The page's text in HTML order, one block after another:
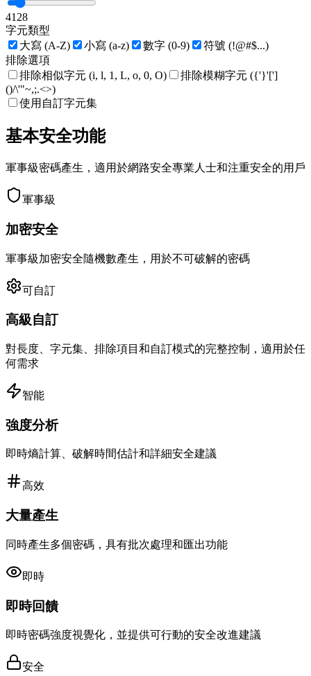
4128
字元類型
大寫 (A-Z)
小寫 (a-z) 數字 (0-9)
符號 (!@#$...)
排除選項
排除相似字元 (i, l, 1, L, o, 0, O)
排除模糊字元 ({'}'[']
()/\'"~,;.<>)
使用自訂字元集
基本安全功能
軍事級密碼產生，適用於網路安全專業人士和注重安全的用戶
軍事級
加密安全
軍事級加密安全隨機數產生，用於不可破解的密碼
可自訂
高級自訂
對長度、字元集、排除項目和自訂模式的完整控制，適用於任
何需求
智能
強度分析
即時熵計算、破解時間估計和詳細安全建議
高效
大量產生
同時產生多個密碼，具有批次處理和匯出功能
即時
即時回饋
即時密碼強度視覺化，並提供可行動的安全改進建議
安全